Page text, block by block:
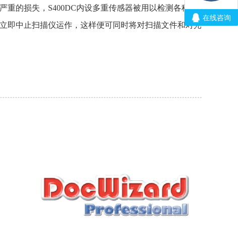
重的损失，S400DC内设多重传感器被用以检测各种装
即中止扫描仪运作，这样便可同时将对扫描文件和对光